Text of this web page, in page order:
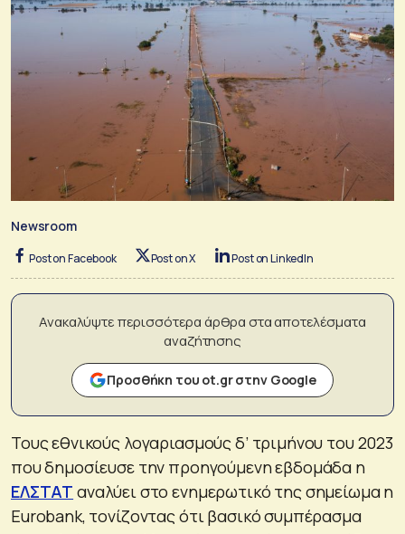
Newsroom
Post on Facebook Post on X Post on LinkedIn
Ανακαλύψτε περισσότερα άρθρα στα αποτελέσματα
αναζήτησης
Προσθήκη του ot.gr στην Google
Τους εθνικούς λογαριασμούς δ’ τριμήνου του 2023
που δημοσίευσε την προηγούμενη εβδομάδα η
ΕΛΣΤΑΤ αναλύει στο ενημερωτικό της σημείωμα η
Eurobank, τονίζοντας ότι βασικό συμπέρασμα